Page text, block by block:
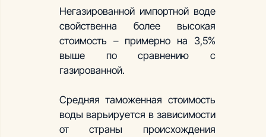
Негазированной импортной воде
свойственна более высокая
стоимость – примерно на 3,5%
выше по сравнению с
газированной.
Средняя таможенная стоимость
воды варьируется в зависимости
от страны происхождения